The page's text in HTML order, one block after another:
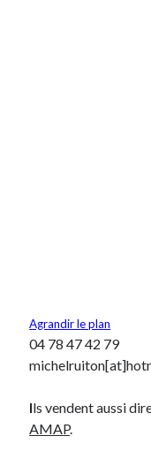
Agrandir le plan
04 78 47 42 79
Ils vendent aussi
AMAP.